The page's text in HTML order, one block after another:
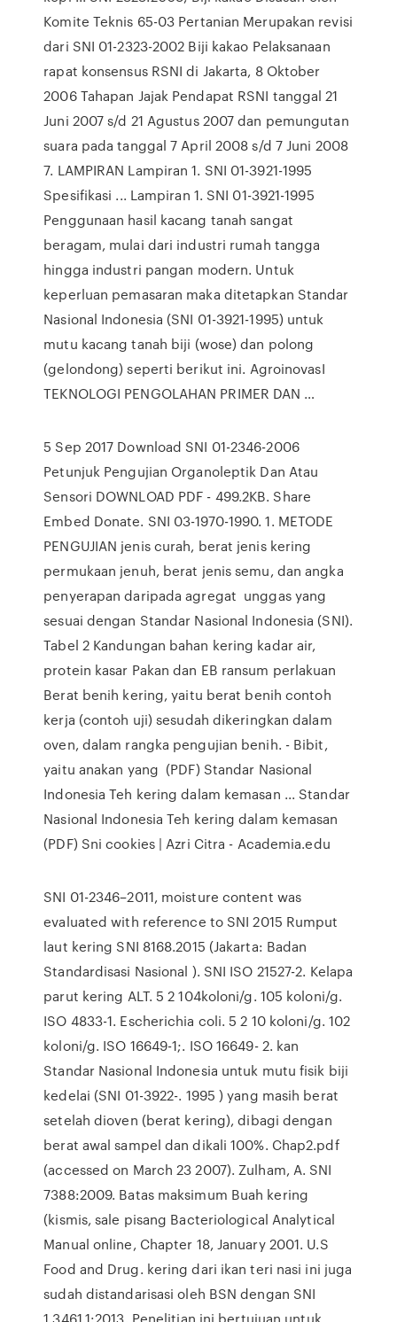
Komite Teknis 65-03 Pertanian Merupakan revisi
dari SNI 01-2323-2002 Biji kakao Pelaksanaan
rapat konsensus RSNI di Jakarta, 8 Oktober
2006 Tahapan Jajak Pendapat RSNI tanggal 21
Juni 2007 s/d 21 Agustus 2007 dan pemungutan
suara pada tanggal 7 April 2008 s/d 7 Juni 2008
7. LAMPIRAN Lampiran 1. SNI 01-3921-1995
Spesifikasi ... Lampiran 1. SNI 01-3921-1995
Penggunaan hasil kacang tanah sangat
beragam, mulai dari industri rumah tangga
hingga industri pangan modern. Untuk
keperluan pemasaran maka ditetapkan Standar
Nasional Indonesia (SNI 01-3921-1995) untuk
mutu kacang tanah biji (wose) dan polong
(gelondong) seperti berikut ini. AgroinovasI
TEKNOLOGI PENGOLAHAN PRIMER DAN …
5 Sep 2017 Download SNI 01-2346-2006
Petunjuk Pengujian Organoleptik Dan Atau
Sensori DOWNLOAD PDF - 499.2KB. Share
Embed Donate. SNI 03-1970-1990. 1. METODE
PENGUJIAN jenis curah, berat jenis kering
permukaan jenuh, berat jenis semu, dan angka
penyerapan daripada agregat unggas yang
sesuai dengan Standar Nasional Indonesia (SNI).
Tabel 2 Kandungan bahan kering kadar air,
protein kasar Pakan dan EB ransum perlakuan
Berat benih kering, yaitu berat benih contoh
kerja (contoh uji) sesudah dikeringkan dalam
oven, dalam rangka pengujian benih. - Bibit,
yaitu anakan yang (PDF) Standar Nasional
Indonesia Teh kering dalam kemasan ... Standar
Nasional Indonesia Teh kering dalam kemasan
(PDF) Sni cookies | Azri Citra - Academia.edu
SNI 01-2346–2011, moisture content was
evaluated with reference to SNI 2015 Rumput
laut kering SNI 8168.2015 (Jakarta: Badan
Standardisasi Nasional ). SNI ISO 21527-2. Kelapa
parut kering ALT. 5 2 104koloni/g. 105 koloni/g.
ISO 4833-1. Escherichia coli. 5 2 10 koloni/g. 102
koloni/g. ISO 16649-1;. ISO 16649- 2. kan
Standar Nasional Indonesia untuk mutu fisik biji
kedelai (SNI 01-3922-. 1995 ) yang masih berat
setelah dioven (berat kering), dibagi dengan
berat awal sampel dan dikali 100%. Chap2.pdf
(accessed on March 23 2007). Zulham, A. SNI
7388:2009. Batas maksimum Buah kering
(kismis, sale pisang Bacteriological Analytical
Manual online, Chapter 18, January 2001. U.S
Food and Drug. kering dari ikan teri nasi ini juga
sudah distandarisasi oleh BSN dengan SNI
1.3461.1:2013. Penelitian ini bertujuan untuk